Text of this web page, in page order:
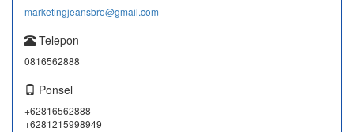
marketingjeansbro@gmail.com
Telepon
0816562888
Ponsel
+62816562888
+6281215998949